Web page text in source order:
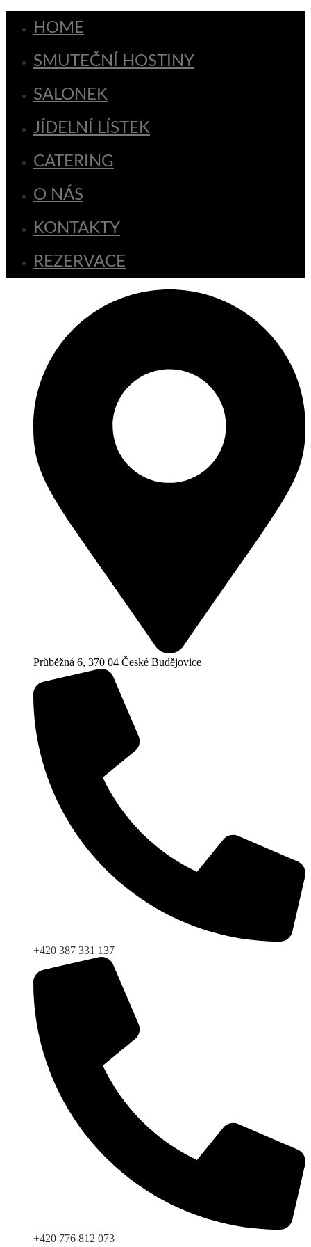
HOME
SMUTEČNÍ HOSTINY
SALONEK
JÍDELNÍ LÍSTEK
CATERING
O NÁS
KONTAKTY
REZERVACE
Průběžná 6, 370 04 České Budějovice
+420 387 331 137
+420 776 812 073